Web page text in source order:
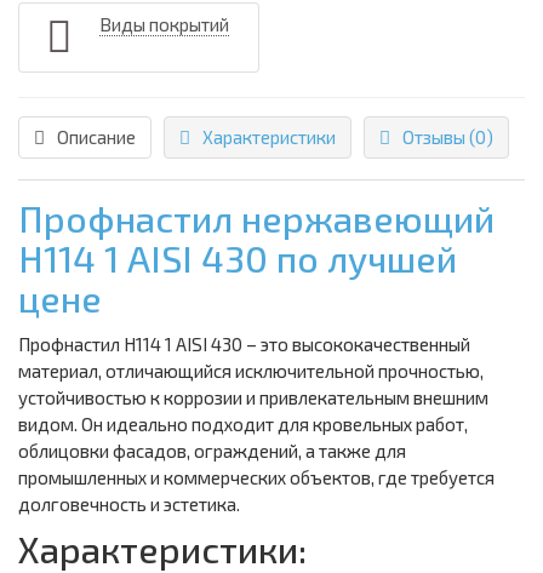
Виды покрытий
Описание Характеристики Отзывы (0)
Профнастил нержавеющий
Н114 1 AISI 430 по лучшей
цене
Профнастил Н114 1 AISI 430 – это высококачественный
материал, отличающийся исключительной прочностью,
устойчивостью к коррозии и привлекательным внешним
видом. Он идеально подходит для кровельных работ,
облицовки фасадов, ограждений, а также для
промышленных и коммерческих объектов, где требуется
долговечность и эстетика.
Характеристики: